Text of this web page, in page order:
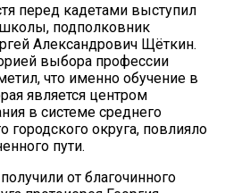
перед кадетами выступил
подполковник
Александрович Щёткин.
выбора профессии
что именно обучение в
является центром
в системе среднего
городского округа, повлияло
пути.
от благочинного